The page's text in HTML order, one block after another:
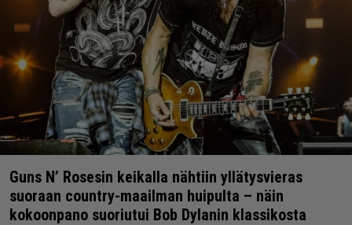
Guns N’ Rosesin keikalla nähtiin yllätysvieras
suoraan country-maailman huipulta – näin
kokoonpano suoriutui Bob Dylanin klassikosta